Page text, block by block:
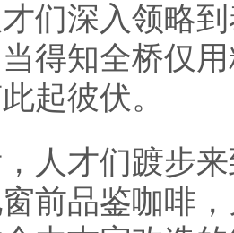
们深入领略
得知全桥仅
起彼伏。
才们踱步来
前品鉴咖啡